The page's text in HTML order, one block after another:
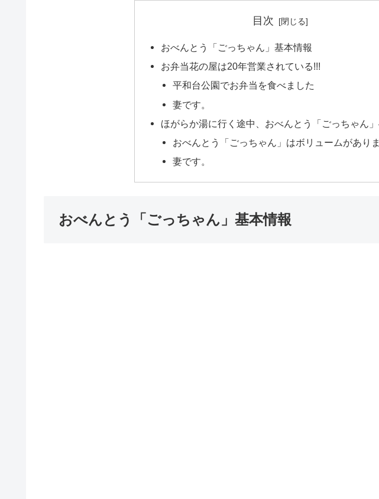
目次
おべんとう「ごっちゃん」基本情報
お弁当花の屋は20年営業されている!!!
平和台公園でお弁当を食べました
妻です。
ほがらか湯に行く途中、おべんとう「ごっちゃん
おべんとう「ごっちゃん」はボリュームがあり
妻です。
おべんとう「ごっちゃん」基本情報